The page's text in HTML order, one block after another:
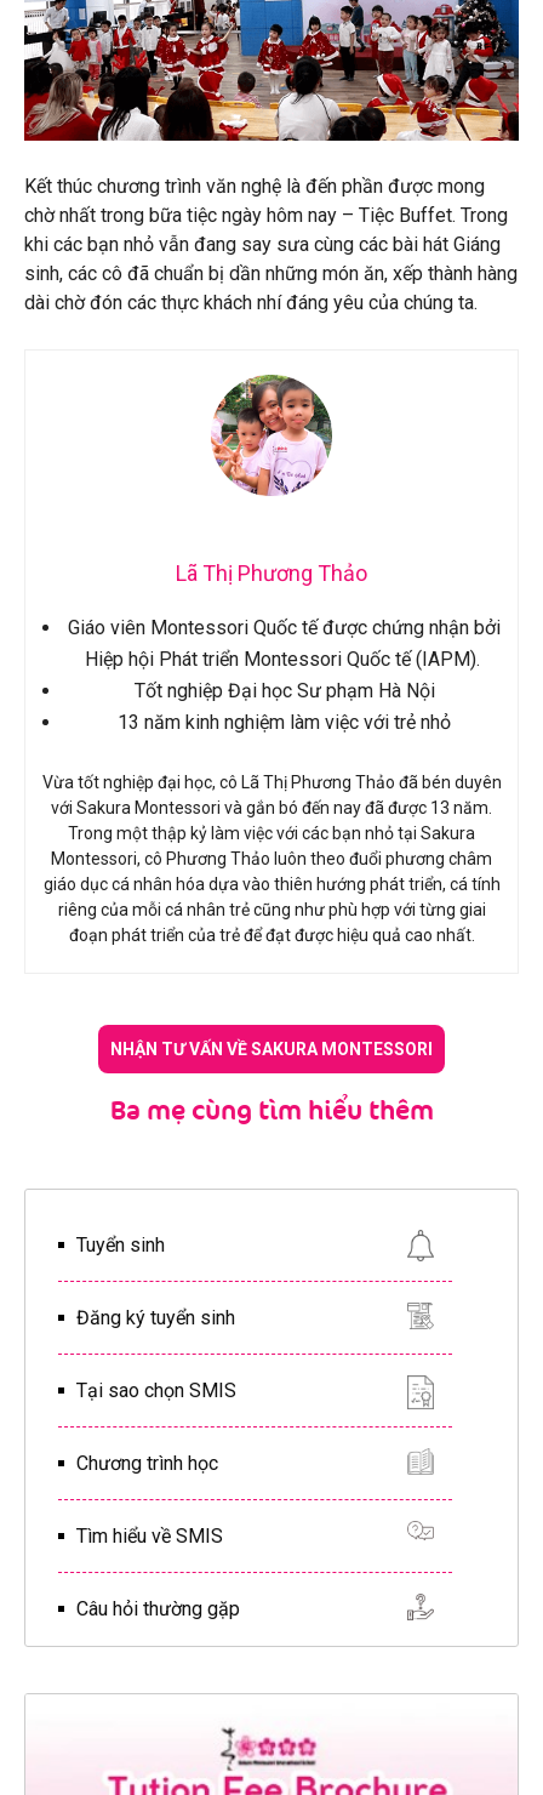
Kết thúc chương trình văn nghệ là đến phần được mong
chờ nhất trong bữa tiệc ngày hôm nay – Tiệc Buffet. Trong
khi các bạn nhỏ vẫn đang say sưa cùng các bài hát Giáng
sinh, các cô đã chuẩn bị dần những món ăn, xếp thành hàng
dài chờ đón các thực khách nhí đáng yêu của chúng ta.
Lã Thị Phương Thảo
Giáo viên Montessori Quốc tế được chứng nhận bởi
Hiệp hội Phát triển Montessori Quốc tế (IAPM).
Tốt nghiệp Đại học Sư phạm Hà Nội
13 năm kinh nghiệm làm việc với trẻ nhỏ
Vừa tốt nghiệp đại học, cô Lã Thị Phương Thảo đã bén duyên
với Sakura Montessori và gắn bó đến nay đã được 13 năm.
Trong một thập kỷ làm việc với các bạn nhỏ tại Sakura
Montessori, cô Phương Thảo luôn theo đuổi phương châm
giáo dục cá nhân hóa dựa vào thiên hướng phát triển, cá tính
riêng của mỗi cá nhân trẻ cũng như phù hợp với từng giai
đoạn phát triển của trẻ để đạt được hiệu quả cao nhất.
NHẬN TƯ VẤN VỀ SAKURA MONTESSORI
Ba mẹ cùng tìm hiểu thêm
Tuyển sinh
Đăng ký tuyển sinh
Tại sao chọn SMIS
Chương trình học
Tìm hiểu về SMIS
Câu hỏi thường gặp